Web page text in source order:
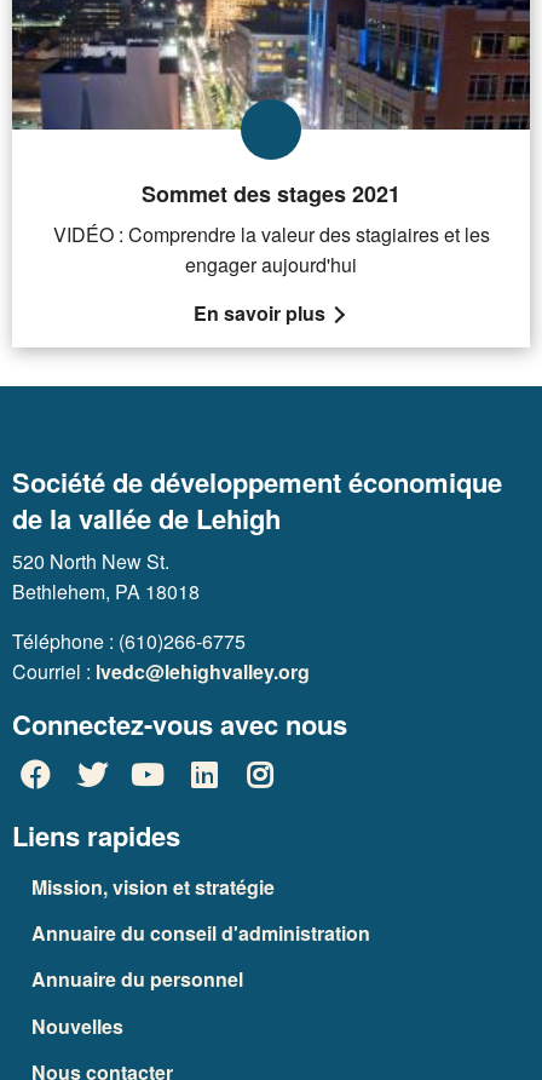
Sommet des stages 2021
VIDÉO : Comprendre la valeur des stagiaires et les
engager aujourd'hui
En savoir plus
Société de développement économique
de la vallée de Lehigh
520 North New St.
Bethlehem, PA 18018
Téléphone : (610)266-6775
Courriel : lvedc@lehighvalley.org
Connectez-vous avec nous
Liens rapides
Mission, vision et stratégie
Annuaire du conseil d'administration
Annuaire du personnel
Nouvelles
Nous contacter